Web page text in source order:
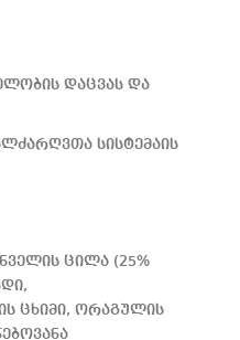
დაცვას და
სისტემაის
ცილა (25%
ცხიმი, ორაგულის